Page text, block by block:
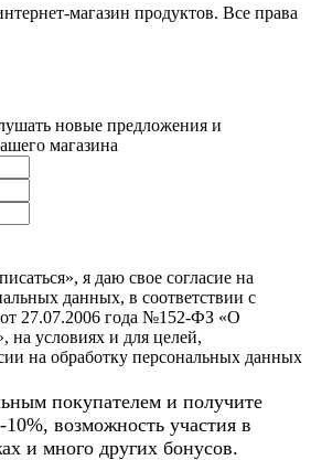
магазин продуктов. Все права
новые предложения и
магазина
я даю свое согласие на
данных, в соответствии с
27.07.2006 года №152-ФЗ «О
на условиях и для целей,
на обработку персональных данных
покупателем и получите
возможность участия в
и много других бонусов.